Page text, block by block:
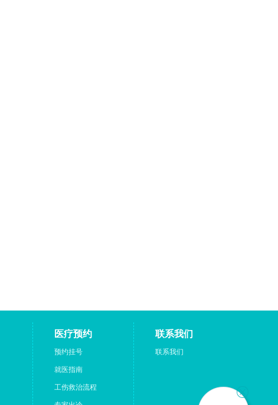
医疗预约
预约挂号
就医指南
工伤救治流程
联系我们
联系我们